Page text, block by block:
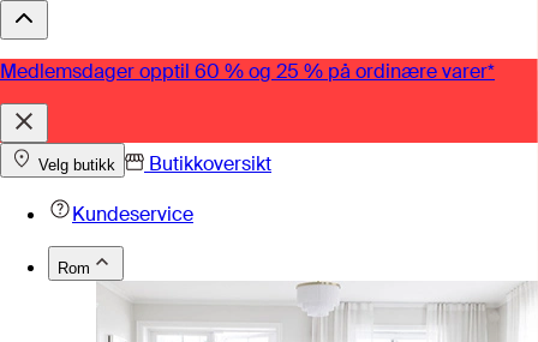
Medlemsdager opptil 60 % og 25 % på ordinære varer*
Velg butikk
Butikkoversikt
Kundeservice
Rom